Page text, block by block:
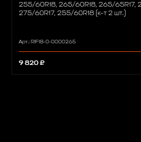
255/60R18, 265/60R18, 265/65R17,
275/60R17, 255/60R18 (к-т 2 шт.)
Арт.: RIF18-0-0000265
9 820 ₽